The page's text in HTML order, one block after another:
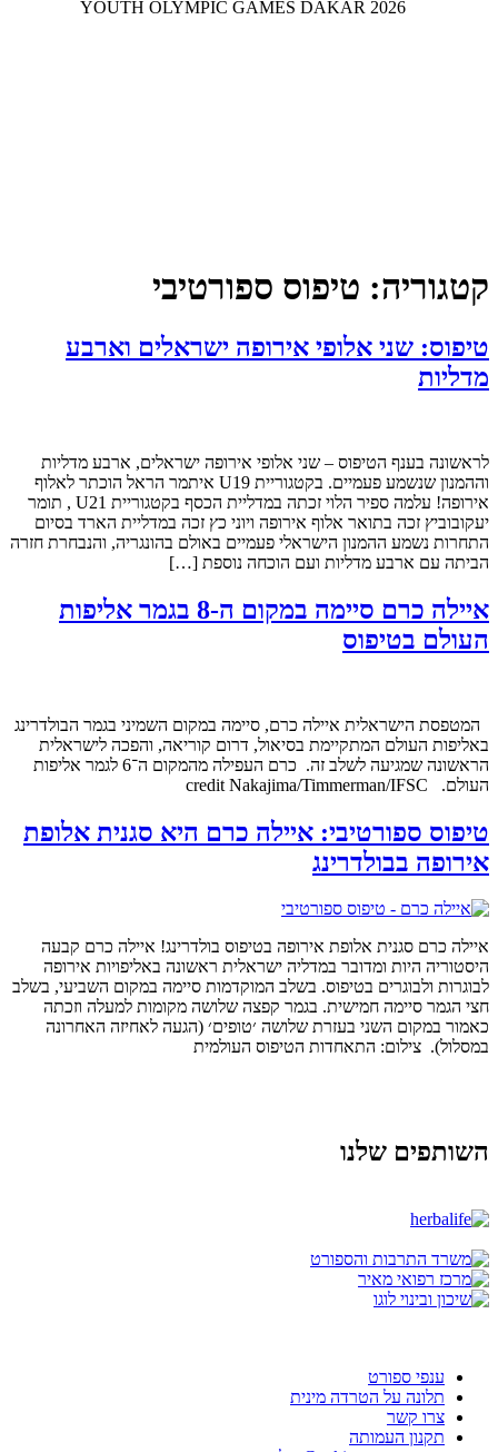
קטגוריה: טיפוס ספורטיבי
טיפוס: שני אלופי אירופה ישראלים וארבע
מדליות
לראשונה בענף הטיפוס – שני אלופי אירופה ישראלים, ארבע מדליות
וההמנון שנשמע פעמיים. בקטגוריית U19 איתמר הראל הוכתר לאלוף
אירופה! עלמה ספיר הלוי זכתה במדליית הכסף בקטגוריית U21 , תומר
יעקובוביץ זכה בתואר אלוף אירופה ויוני כץ זכה במדליית הארד בסיום
התחרות נשמע ההמנון הישראלי פעמיים באולם בהונגריה, והנבחרת חזרה
הביתה עם ארבע מדליות ועם הוכחה נוספת […]
איילה כרם סיימה במקום ה-8 בגמר אליפות
העולם בטיפוס
המטפסת הישראלית איילה כרם, סיימה במקום השמיני בגמר הבולדרינג
באליפות העולם המתקיימת בסיאול, דרום קוריאה, והפכה לישראלית
הראשונה שמגיעה לשלב זה. כרם העפילה מהמקום ה־6 לגמר אליפות
העולם. credit Nakajima/Timmerman/IFSC⁩
טיפוס ספורטיבי: איילה כרם היא סגנית אלופת
אירופה בבולדרינג
איילה כרם סגנית אלופת אירופה בטיפוס בולדרינג! איילה כרם קבעה
היסטוריה היות ומדובר במדליה ישראלית ראשונה באליפויות אירופה
לבוגרות ולבוגרים בטיפוס. בשלב המוקדמות סיימה במקום השביעי, בשלב
חצי הגמר סיימה חמישית. בגמר קפצה שלושה מקומות למעלה וזכתה
כאמור במקום השני בעזרת שלושה ׳טופים׳ (הגעה לאחיזה האחרונה
במסלול). צילום: התאחדות הטיפוס העולמית
השותפים שלנו
ענפי ספורט
תלונה על הטרדה מינית
צרו קשר
תקנון העמותה